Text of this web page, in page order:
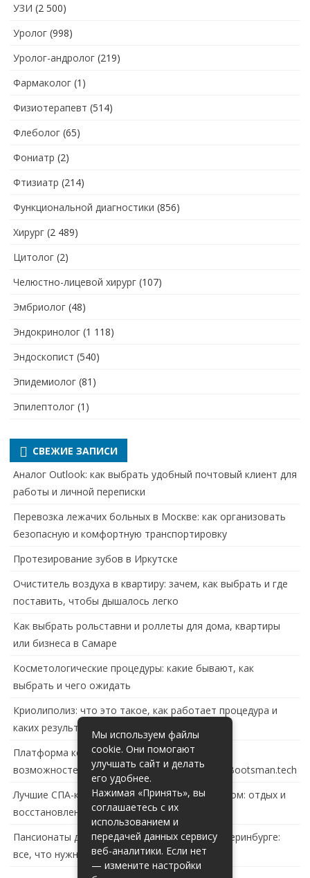
УЗИ (2 500)
Уролог (998)
Уролог-андролог (219)
Фармаколог (1)
Физиотерапевт (514)
Флеболог (65)
Фониатр (2)
Фтизиатр (214)
Функциональной диагностики (856)
Хирург (2 489)
Цитолог (2)
Челюстно-лицевой хирург (107)
Эмбриолог (48)
Эндокринолог (1 118)
Эндоскопист (540)
Эпидемиолог (81)
Эпилептолог (1)
СВЕЖИЕ ЗАПИСИ
Аналог Outlook: как выбрать удобный почтовый клиент для
работы и личной переписки
Перевозка лежачих больных в Москве: как организовать
безопасную и комфортную транспортировку
Протезирование зубов в Иркутске
Очиститель воздуха в квартиру: зачем, как выбрать и где
поставить, чтобы дышалось легко
Как выбрать рольставни и роллеты для дома, квартиры
или бизнеса в Самаре
Косметологические процедуры: какие бывают, как
выбрать и чего ожидать
Криолиполиз: что это такое, как работает процедура и
каких результатов ждать
Платформа контейнеризации в России: обзор
возможностей и перспектив развития сайта Bootsman.tech
Лучшие СПА-комплексы в Тольятти с бассейном: отдых и
восстановление за городом
Пансионаты для пожилых с деменцией в Екатеринбурге:
все, что нужно знать
Мы используем файлы
cookie. Они помогают
улучшать сайт и делать
его удобнее.
Нажимая «Принять», вы
соглашаетесь с их
использованием и
передачей данных сервису
веб-аналитики. Если нет
— измените настройки